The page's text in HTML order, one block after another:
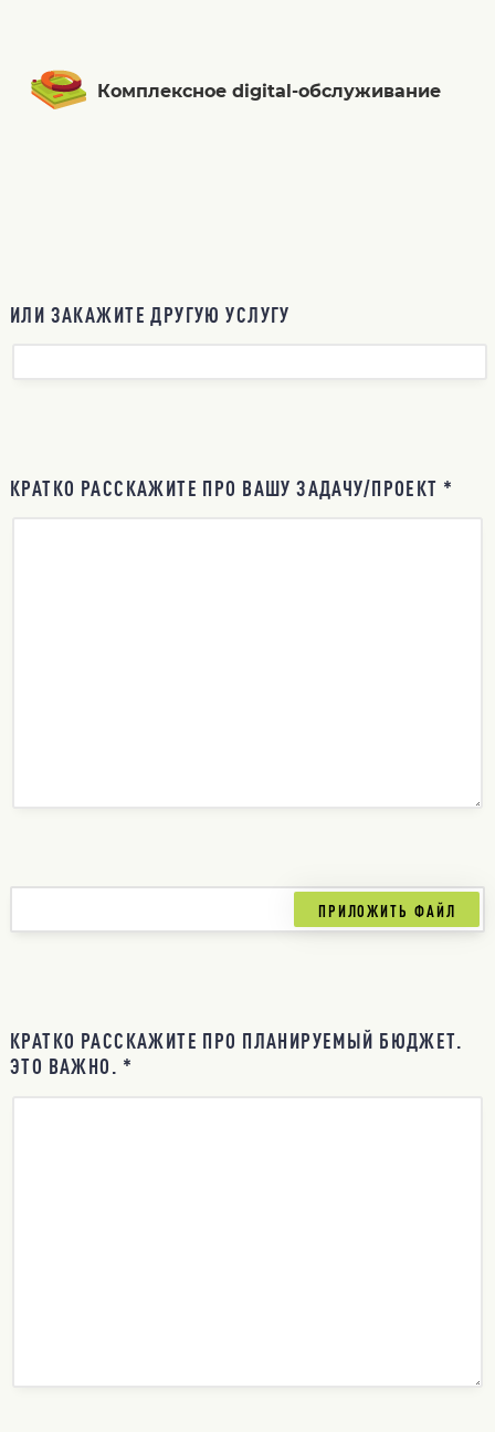
Комплексное digital-обслуживание
ИЛИ ЗАКАЖИТЕ ДРУГУЮ УСЛУГУ
КРАТКО РАССКАЖИТЕ ПРО ВАШУ ЗАДАЧУ/ПРОЕКТ *
КРАТКО РАССКАЖИТЕ ПРО ПЛАНИРУЕМЫЙ БЮДЖЕТ.
ЭТО ВАЖНО. *